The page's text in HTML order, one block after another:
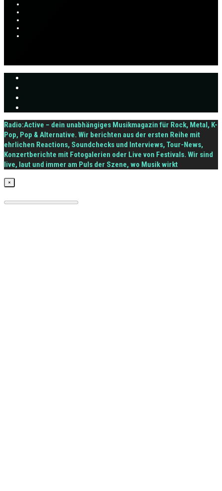
Radio:Active – dein unabhängiges Musikmagazin für Rock, Metal, K-
Pop, Pop & Alternative. Wir berichten aus der ersten Reihe mit
ehrlichen Reactions, Soundchecks und Interviews, Tour-News,
Konzertberichte mit Fotogalerien oder Live von Festivals. Wir sind
live, laut und immer am Puls der Szene, wo Musik wirkt
×